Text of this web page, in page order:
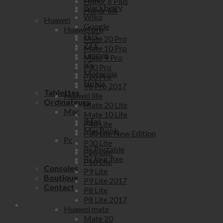
Blackberry
Wiko
Google
HTC
ZTE
Lenovo
LG
Motorola
Nokia
Tablettes
Ordinateurs
Mac
iMac
MacBook
Pc
Pc Portable
Pc tour fixe
Consoles
Boutique
Contact
Honor 6A
Huawei
Huawei pro
Mate 20 Pro
Mate 10 Pro
Mate 9 Pro
P30 Pro
P20 Pro
Y6 Pro 2017
Huawei lite
Mate 20 Lite
Mate 10 Lite
P40 Lite
P30 Lite New Edition
P30 Lite
P20 Lite
P10 Lite
P9 Lite
P9 Lite 2017
P8 Lite
P8 Lite 2017
Huawei mate
Mate 20